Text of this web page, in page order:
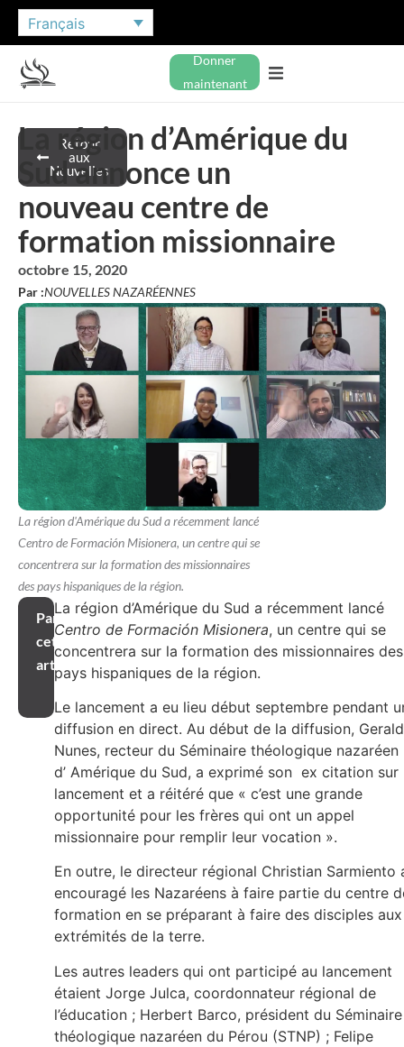
Français
Donner
maintenant
Retour
aux
Nouvelles
La région d’Amérique du
Sud annonce un
nouveau centre de
formation missionnaire
octobre 15, 2020
Par :NOUVELLES NAZARÉENNES
La région d'Amérique du Sud a récemment lancé
Centro de Formación Misionera, un centre qui se
concentrera sur la formation des missionnaires
des pays hispaniques de la région.
Partager
cet
article
La région d’Amérique du Sud a récemment lancé
Centro de Formación Misionera, un centre qui se
concentrera sur la formation des missionnaires des
pays hispaniques de la région.
Le lancement a eu lieu début septembre pendant
diffusion en direct. Au début de la diffusion,
Nunes, recteur du Séminaire théologique nazaréen
d’ Amérique du Sud, a exprimé son ex citation sur
lancement et a réitéré que « c’est une grande
opportunité pour les frères qui ont un appel
missionnaire pour remplir leur vocation ».
En outre, le directeur régional Christian Sarmiento
encouragé les Nazaréens à faire partie du centre
formation en se préparant à faire des disciples aux
extrémités de la terre.
Les autres leaders qui ont participé au lancement
étaient Jorge Julca, coordonnateur régional de
l’éducation ; Herbert Barco, président du Séminaire
théologique nazaréen du Pérou (STNP) ; Felipe